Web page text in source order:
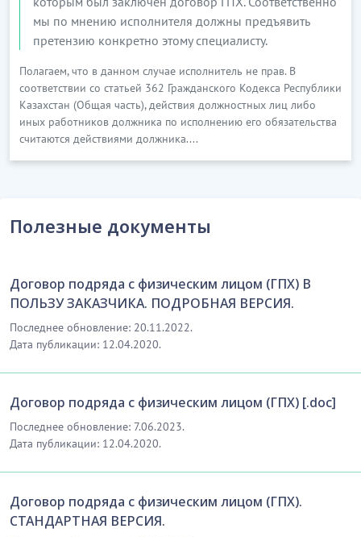
мы по мнению исполнителя должны предъявить
претензию конкретно этому специалисту.
Полагаем, что в данном случае исполнитель не прав. В
соответствии со статьей 362 Гражданского Кодекса Республики
Казахстан (Общая часть), действия должностных лиц либо
иных работников должника по исполнению его обязательства
считаются действиями должника....
Полезные документы
Договор подряда с физическим лицом (ГПХ) В
ПОЛЬЗУ ЗАКАЗЧИКА. ПОДРОБНАЯ ВЕРСИЯ.
Последнее обновление: 20.11.2022.
Дата публикации: 12.04.2020.
Договор подряда с физическим лицом (ГПХ) [.doc]
Последнее обновление: 7.06.2023.
Дата публикации: 12.04.2020.
Договор подряда с физическим лицом (ГПХ).
СТАНДАРТНАЯ ВЕРСИЯ.